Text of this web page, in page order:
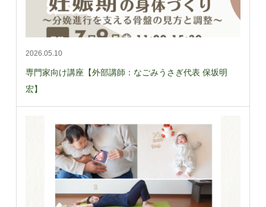
2026.05.10
専門家向け講座【外部講師：なごみうさぎ代表 保坂明
宏】